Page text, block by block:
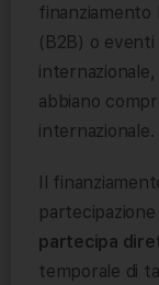
finanziamento
(B2B) o
abbiano
internazionale.
Il
partecipa
temporale di